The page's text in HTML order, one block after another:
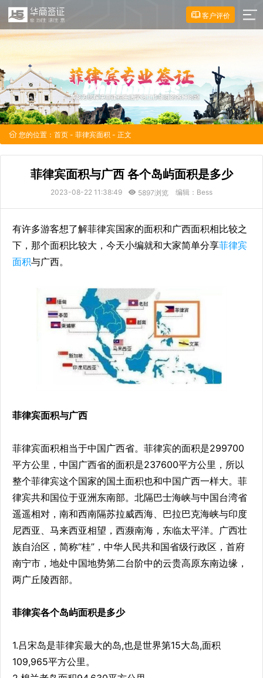
客户评价
您的位置： 首页 - 菲律宾面积 - 正文
菲律宾面积与广西 各个岛屿面积是多少
2023-08-22 11:38:49 5897浏览 编辑：Bess
有许多游客想了解菲律宾国家的面积和广西面积相比较之
下，那个面积比较大，今天小编就和大家简单分享菲律宾
面积与广西。
菲律宾面积与广西
菲律宾面积相当于中国广西省。菲律宾的面积是299700
平方公里，中国广西省的面积是237600平方公里，所以
整个菲律宾这个国家的国土面积也和中国广西一样大。菲
律宾共和国位于亚洲东南部。北隔巴士海峡与中国台湾省
遥遥相对，南和西南隔苏拉威西海、巴拉巴克海峡与印度
尼西亚、马来西亚相望，西濒南海，东临太平洋。广西壮
族自治区，简称“桂”，中华人民共和国省级行政区，首府
南宁市，地处中国地势第二台阶中的云贵高原东南边缘，
两广丘陵西部。
菲律宾各个岛屿面积是多少
1.吕宋岛是菲律宾最大的岛,也是世界第15大岛,面积
109,965平方公里。